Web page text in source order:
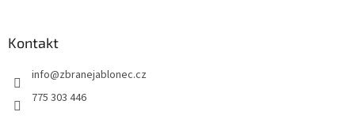
Kontakt
info@zbranejablonec.cz
775 303 446